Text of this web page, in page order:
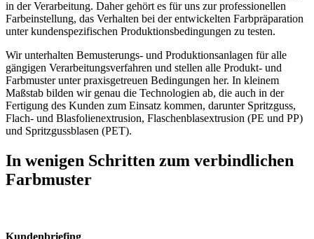
in der Verarbeitung. Daher gehört es für uns zur professionellen
Farbeinstellung, das Verhalten bei der entwickelten Farbpräparation
unter kundenspezifischen Produktionsbedingungen zu testen.
Wir unterhalten Bemusterungs- und Produktionsanlagen für alle
gängigen Verarbeitungsverfahren und stellen alle Produkt- und
Farbmuster unter praxisgetreuen Bedingungen her. In kleinem
Maßstab bilden wir genau die Technologien ab, die auch in der
Fertigung des Kunden zum Einsatz kommen, darunter Spritzguss,
Flach- und Blasfolienextrusion, Flaschenblasextrusion (PE und PP)
und Spritzgussblasen (PET).
In wenigen Schritten zum verbindlichen
Farbmuster
Kundenbriefing